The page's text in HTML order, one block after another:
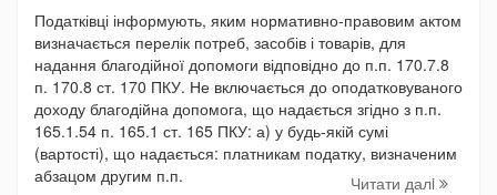
Податківці інформують, яким нормативно-правовим актом
визначається перелік потреб, засобів і товарів, для
надання благодійної допомоги відповідно до п.п. 170.7.8
п. 170.8 ст. 170 ПКУ. Не включається до оподатковуваного
доходу благодійна допомога, що надається згідно з п.п.
165.1.54 п. 165.1 ст. 165 ПКУ: а) у будь-якій сумі
(вартості), що надається: платникам податку, визначеним
абзацом другим п.п.
Читати далi